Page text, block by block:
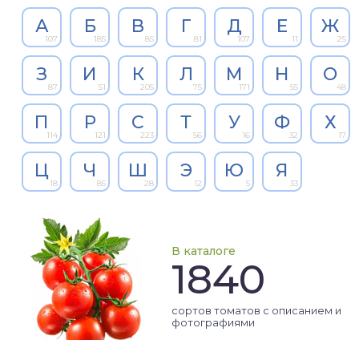
А
107
Б
185
В
85
Г
81
Д
107
Е
11
Ж
25
З
87
И
51
К
205
Л
75
М
171
Н
55
О
48
П
114
Р
121
С
223
Т
56
У
16
Ф
32
Х
17
Ц
18
Ч
85
Ш
28
Э
12
Ю
5
Я
33
В каталоге
1840
сортов томатов с описанием и
фотографиями